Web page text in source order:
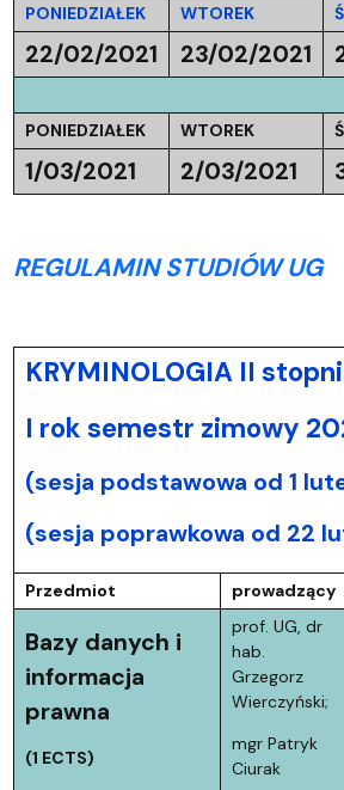
PONIEDZIAŁEK WTOREK
22/02/2021 23/02/2021
PONIEDZIAŁEK WTOREK
1/03/2021 2/03/2021
REGULAMIN STUDIÓW UG
KRYMINOLOGIA II
I rok semestr zimowy
(sesja podstawowa od 1
(sesja poprawkowa od 22
Przedmiot prowadzący
Bazy danych i
informacja
prawna
(1 ECTS)
prof. UG, dr
hab.
Grzegorz
Wierczyński;
mgr Patryk
Ciurak